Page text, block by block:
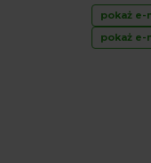
pokaż e-
pokaż e-